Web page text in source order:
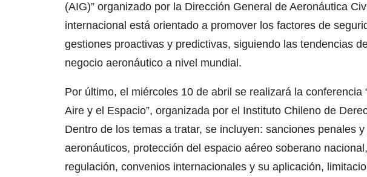
(AIG)” organizado por la Dirección General de Aeronáutica
internacional está orientado a promover los factores de
gestiones proactivas y predictivas, siguiendo las tendencias
negocio aeronáutico a nivel mundial.
Por último, el miércoles 10 de abril se realizará la conferencia
Aire y el Espacio”, organizada por el Instituto Chileno de
Dentro de los temas a tratar, se incluyen: sanciones penales
aeronáuticos, protección del espacio aéreo soberano
regulación, convenios internacionales y su aplicación,